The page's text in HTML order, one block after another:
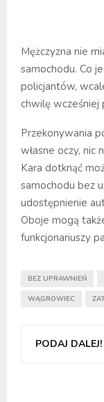
Mężczyzna nie
samochodu. Co
policjantów,
chwilę wcześniej
Przekonywania
własne oczy, nic
Kara dotknąć
samochodu bez
udostępnienie
Oboje mogą
funkcjonariuszy
BEZ UPRAWNIEŃ
WĄGROWIEC
PODAJ DALEJ!